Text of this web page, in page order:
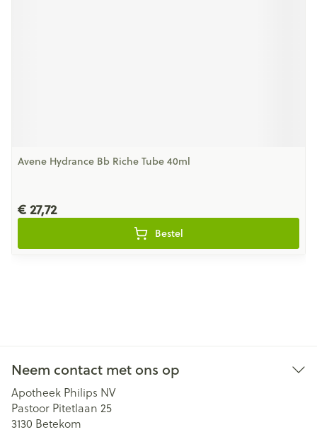
Avene Hydrance Bb Riche Tube 40ml
€ 27,72
Bestel
Neem contact met ons op
Apotheek Philips NV
Pastoor Pitetlaan 25
3130 Betekom